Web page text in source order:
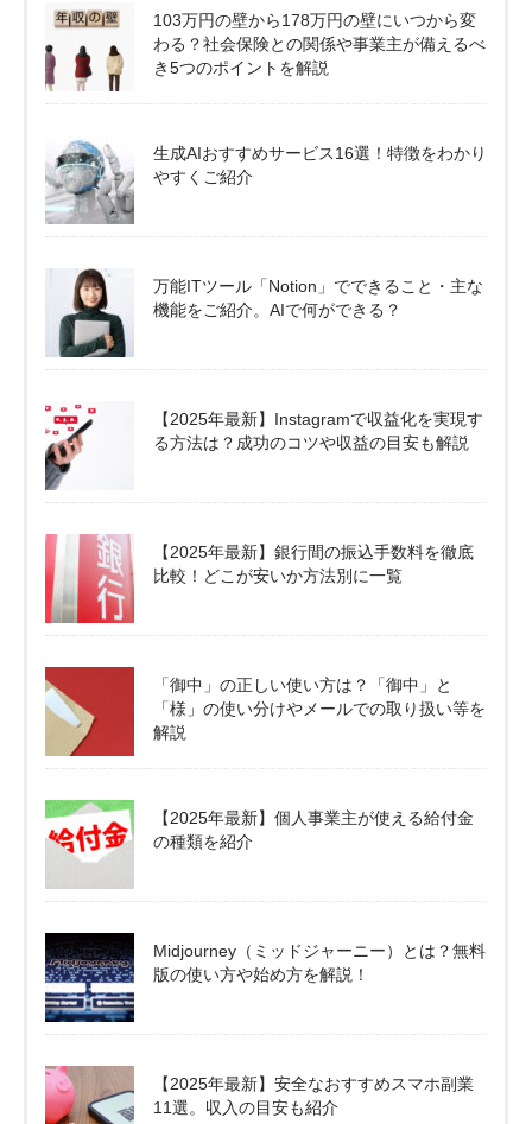
103万円の壁から178万円の壁にいつから変
わる？社会保険との関係や事業主が備えるべ
き5つのポイントを解説
生成AIおすすめサービス16選！特徴をわかり
やすくご紹介
万能ITツール「Notion」でできること・主な
機能をご紹介。AIで何ができる？
【2025年最新】Instagramで収益化を実現す
る方法は？成功のコツや収益の目安も解説
【2025年最新】銀行間の振込手数料を徹底
比較！どこが安いか方法別に一覧
「御中」の正しい使い方は？「御中」と
「様」の使い分けやメールでの取り扱い等を
解説
【2025年最新】個人事業主が使える給付金
の種類を紹介
Midjourney（ミッドジャーニー）とは？無料
版の使い方や始め方を解説！
【2025年最新】安全なおすすめスマホ副業
11選。収入の目安も紹介